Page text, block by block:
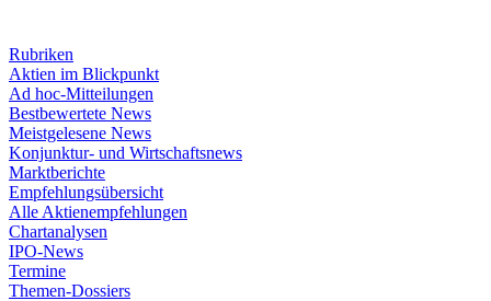
Rubriken
Aktien im Blickpunkt
Ad hoc-Mitteilungen
Bestbewertete News
Meistgelesene News
Konjunktur- und Wirtschaftsnews
Marktberichte
Empfehlungsübersicht
Alle Aktienempfehlungen
Chartanalysen
IPO-News
Termine
Themen-Dossiers